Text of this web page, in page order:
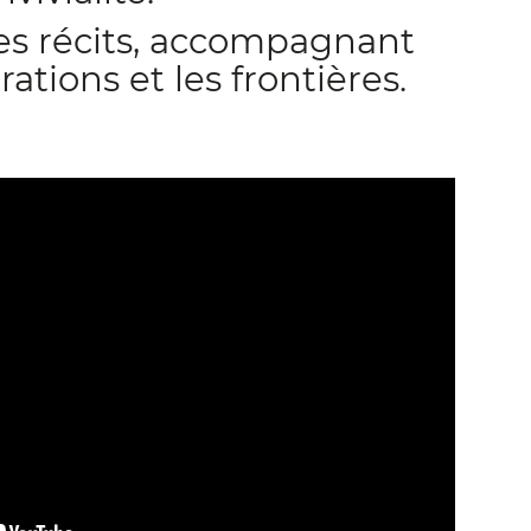
récits, accompagnant
et les frontières.